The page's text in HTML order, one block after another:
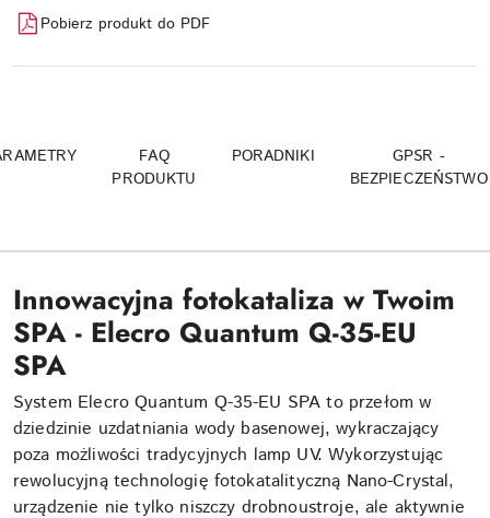
Pobierz produkt do PDF
FAQ
PRODUKTU
PORADNIKI
GPSR -
BEZPIECZEŃSTWO
Innowacyjna fotokataliza w Twoim
SPA - Elecro Quantum Q-35-EU
SPA
System Elecro Quantum Q-35-EU SPA to przełom w
dziedzinie uzdatniania wody basenowej, wykraczający
poza możliwości tradycyjnych lamp UV. Wykorzystując
rewolucyjną technologię fotokatalityczną Nano-Crystal,
urządzenie nie tylko niszczy drobnoustroje, ale aktywnie